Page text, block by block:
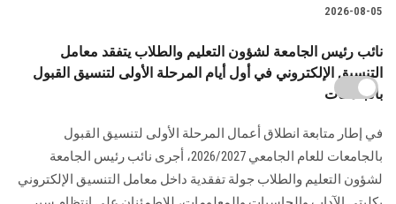
2026-08-05
نائب رئيس الجامعة لشؤون التعليم والطلاب يتفقد معامل
التنسيق الإلكتروني في أول أيام المرحلة الأولى لتنسيق القبول
بالجامعات
في إطار متابعة انطلاق أعمال المرحلة الأولى لتنسيق القبول
بالجامعات للعام الجامعي 2026/2027، أجرى نائب رئيس الجامعة
لشؤون التعليم والطلاب جولة تفقدية داخل معامل التنسيق الإلكتروني